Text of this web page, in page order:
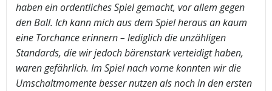
haben ein ordentliches Spiel gemacht, vor allem gegen
den Ball. Ich kann mich aus dem Spiel heraus an kaum
eine Torchance erinnern – lediglich die unzähligen
Standards, die wir jedoch bärenstark verteidigt haben,
waren gefährlich. Im Spiel nach vorne konnten wir die
Umschaltmomente besser nutzen als noch in den ersten